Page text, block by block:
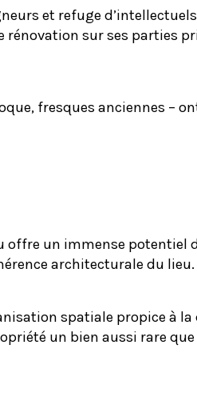
et refuge
rénovation sur ses parties
fresques anciennes –
offre un immense potentiel
architecturale du lieu.
spatiale propice à la
un bien aussi rare